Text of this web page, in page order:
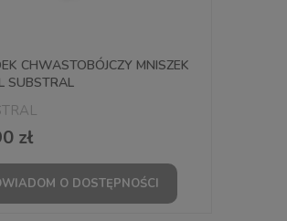
CHWASTOBÓJCZY MNISZEK
SUBSTRAL
zł
O DOSTĘPNOŚCI